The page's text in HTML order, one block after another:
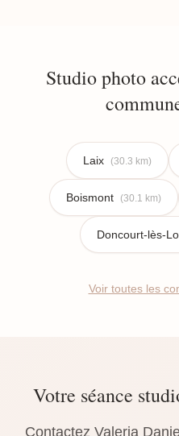
Studio photo
Laix (30.3 km)
Boismont (30.1 km)
Doncourt-lès-
Voir toutes les
Votre séance
Contactez Valeria